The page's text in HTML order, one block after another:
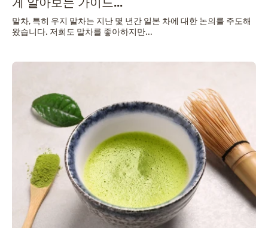
말차, 특히 우지 말차는 지난 몇 년간 일본 차에 대한 논의를 주도해
왔습니다. 저희도 말차를 좋아하지만...